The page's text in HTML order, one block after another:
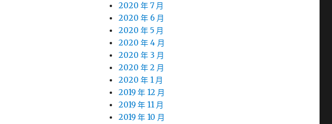
2020 年 7 月
2020 年 6 月
2020 年 5 月
2020 年 4 月
2020 年 3 月
2020 年 2 月
2020 年 1 月
2019 年 12 月
2019 年 11 月
2019 年 10 月